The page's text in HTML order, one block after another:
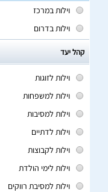
וילות במרכז
וילות בדרום
קהל יעד
וילות לזוגות
וילות למשפחות
וילות למסיבות
וילות לדתיים
וילות לקבוצות
וילות לימי הולדת
וילות למסיבת רווקים